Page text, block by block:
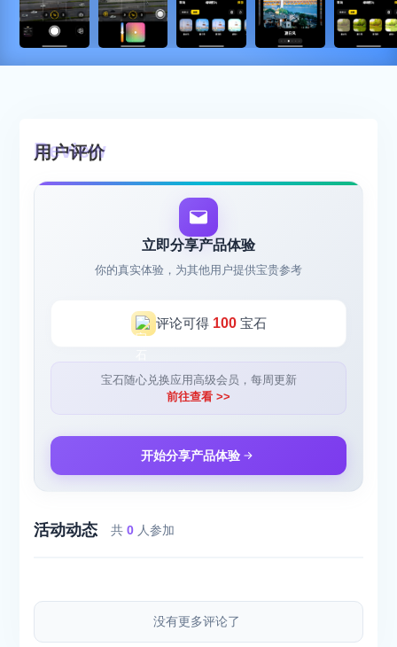
用户评价
立即分享产品体验
你的真实体验，为其他用户提供宝贵参考
评论可得 100宝石
宝石随心兑换应用高级会员，每周更新
前往查看 >>
开始分享产品体验
活动动态 共0 人参加
没有更多评论了